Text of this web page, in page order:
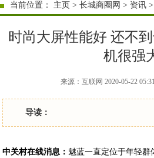
当前位置： 主页 >长城商圈网 > 资讯 >
时尚大屏性能好 还不
机很强
来源：互联网 2020-05-22
导读：
中关村在线消息： 魅蓝一直定位于年轻群